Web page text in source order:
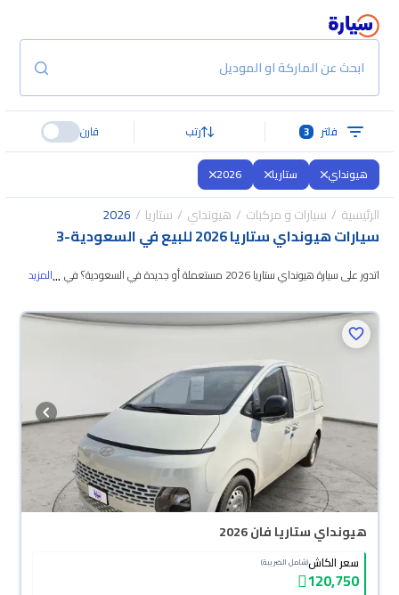
ابحث عن الماركة او الموديل
فلتر 3 رتب قارن
هيونداي ستاريا 2026
الرئيسية سيارات و مركبات هيونداي ستاريا 2026
سيارات هيونداي ستاريا 2026 للبيع في السعودية -
3
اتدور على سيارة هيونداي ستاريا 2026 مستعملة أو جديدة في السعودية؟ في
سيارات هيونداي ستاريا 2026 المستعملة مضمونة ومفحوصة بأكثر من 200 نقطة
10 أيام بكل سهولة. والسيارات الجديدة مضمونة بضمان الوكالة، تقدر تشتريها كاش
أو تقسيط، وتحجزها أونلاين، وبتوصلك لين باب بيتك.
...المزيد
هيونداي ستاريا فان 2026
سعر الكاش(شامل الضريبة)
120,750